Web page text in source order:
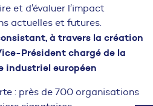
et d’évaluer l’impact
actuelles et futures.
à travers la création
Président chargé de la
industriel européen
: près de 700 organisations